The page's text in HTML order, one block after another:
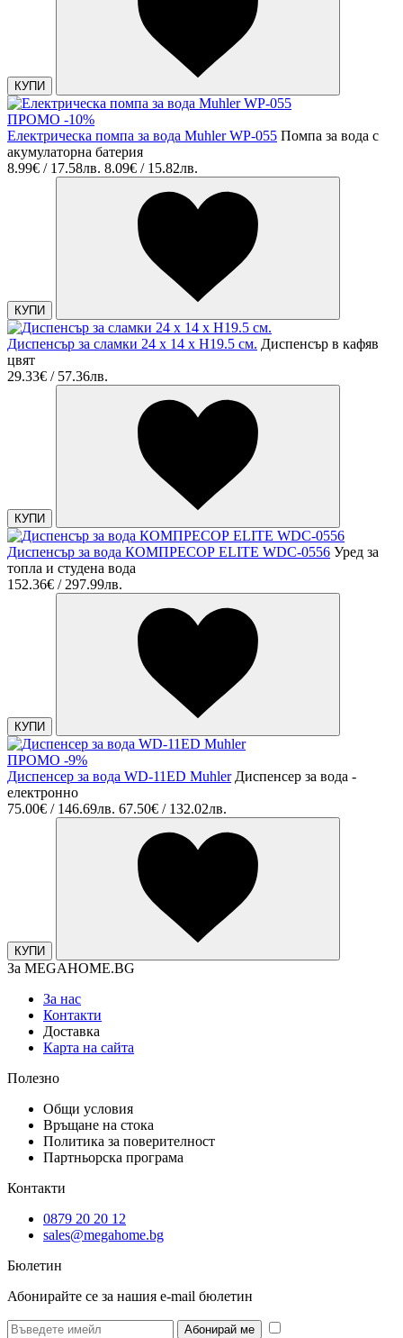
КУПИ
ПРОМО -10%
Електрическа помпа за вода Muhler WP-055 Помпа за вода с
акумулаторна батерия
8.99€ / 17.58лв. 8.09€ / 15.82лв.
КУПИ
Диспенсър за сламки 24 x 14 x H19.5 cм. Диспенсър в кафяв
цвят
29.33€ / 57.36лв.
КУПИ
Диспенсър за вода КОМПРЕСОР ELITE WDC-0556 Уред за
топла и студена вода
152.36€ / 297.99лв.
КУПИ
ПРОМО -9%
Диспенсер за вода WD-11ED Muhler Диспенсер за вода -
електронно
75.00€ / 146.69лв. 67.50€ / 132.02лв.
КУПИ
За MEGAHOME.BG
За нас
Контакти
Доставка
Карта на сайта
Полезно
Общи условия
Връщане на стока
Политика за поверителност
Партньорска програма
Контакти
0879 20 20 12
sales@megahome.bg
Бюлетин
Абонирайте се за нашия e-mail бюлетин